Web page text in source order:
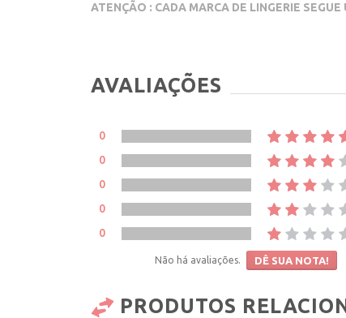
ATENÇÃO : CADA MARCA DE LINGERIE
AVALIAÇÕES
0
0
0
0
0
Não há avaliações. DÊ SUA NOTA!
PRODUTOS